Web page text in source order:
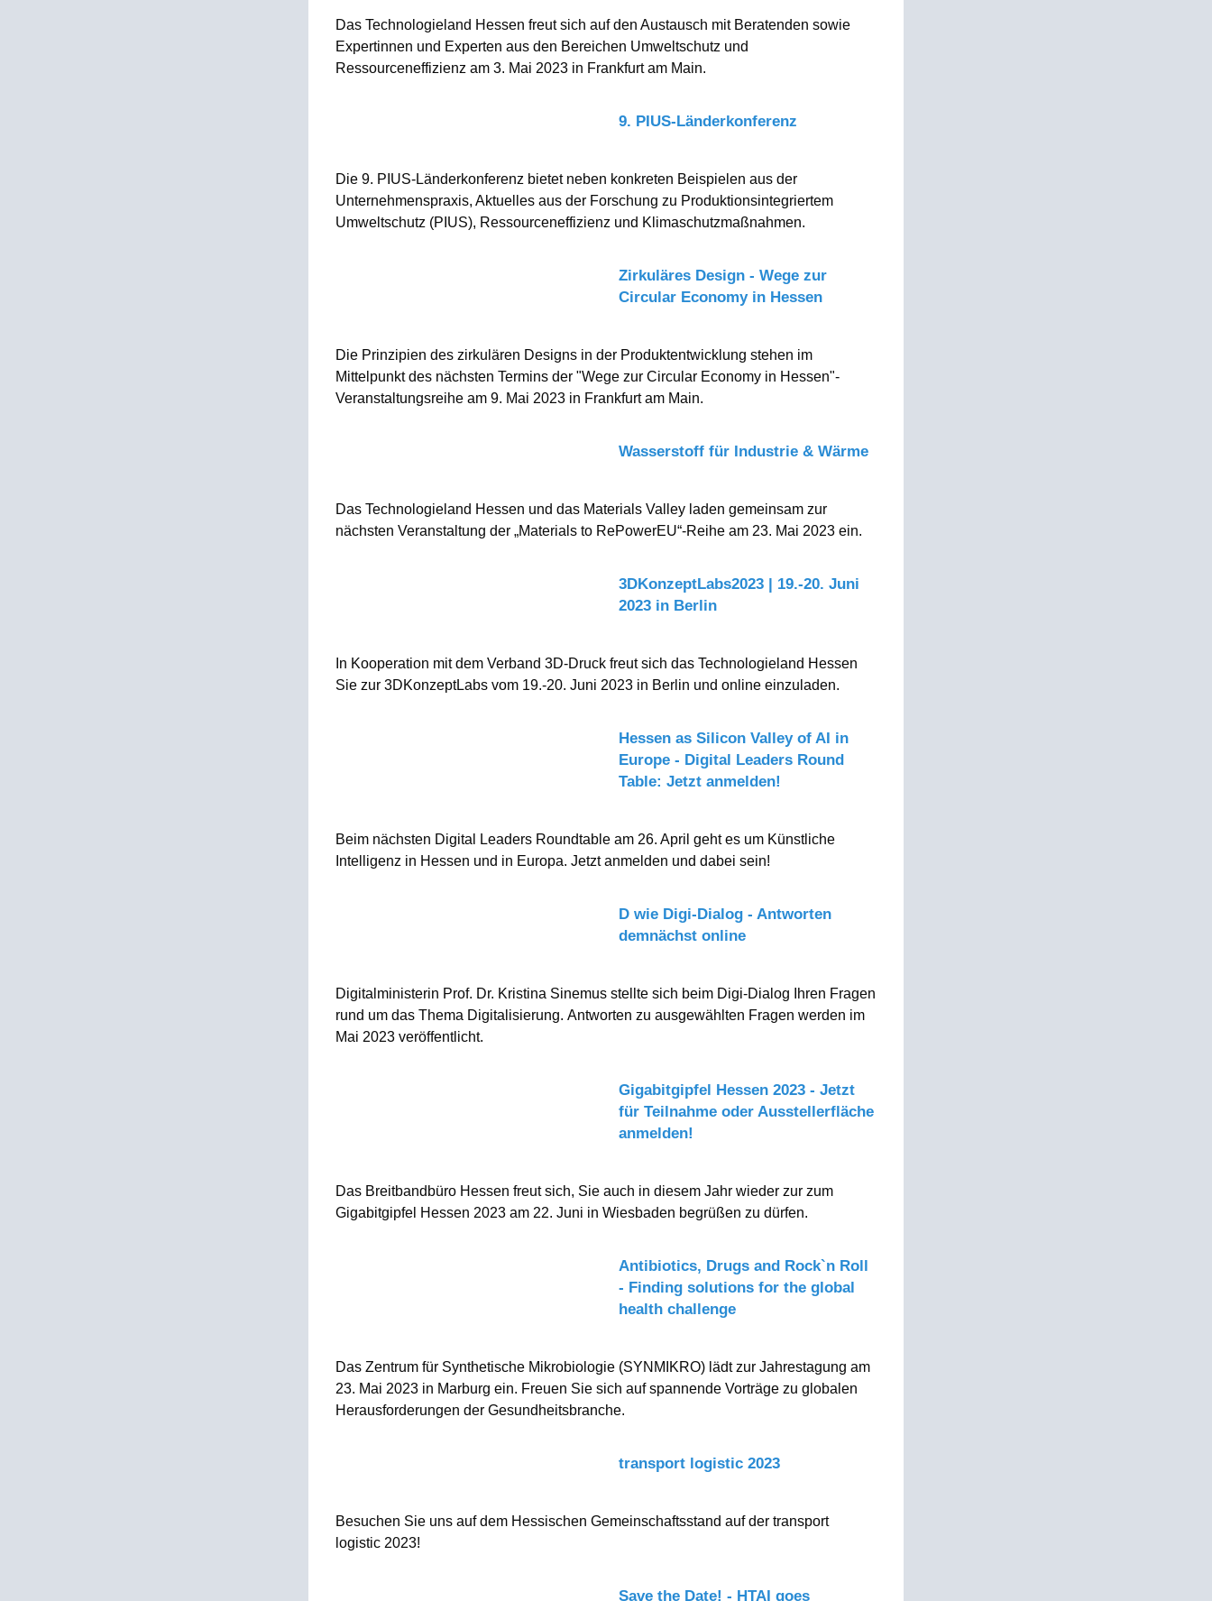
Das Technologieland Hessen freut sich auf den Austausch mit Beratenden sowie
Expertinnen und Experten aus den Bereichen Umweltschutz und
Ressourceneffizienz am 3. Mai 2023 in Frankfurt am Main.
9. PIUS-Länderkonferenz
Die 9. PIUS-Länderkonferenz bietet neben konkreten Beispielen aus der
Unternehmenspraxis, Aktuelles aus der Forschung zu Produktionsintegriertem
Umweltschutz (PIUS), Ressourceneffizienz und Klimaschutzmaßnahmen.
Zirkuläres Design - Wege zur
Circular Economy in Hessen
Die Prinzipien des zirkulären Designs in der Produktentwicklung stehen im
Mittelpunkt des nächsten Termins der "Wege zur Circular Economy in Hessen"-
Veranstaltungsreihe am 9. Mai 2023 in Frankfurt am Main.
Wasserstoff für Industrie & Wärme
Das Technologieland Hessen und das Materials Valley laden gemeinsam zur
nächsten Veranstaltung der „Materials to RePowerEU“-Reihe am 23. Mai 2023 ein.
3DKonzeptLabs2023 | 19.-20. Juni
2023 in Berlin
In Kooperation mit dem Verband 3D-Druck freut sich das Technologieland Hessen
Sie zur 3DKonzeptLabs vom 19.-20. Juni 2023 in Berlin und online einzuladen.
Hessen as Silicon Valley of AI in
Europe - Digital Leaders Round
Table: Jetzt anmelden!
Beim nächsten Digital Leaders Roundtable am 26. April geht es um Künstliche
Intelligenz in Hessen und in Europa. Jetzt anmelden und dabei sein!
D wie Digi-Dialog - Antworten
demnächst online
Digitalministerin Prof. Dr. Kristina Sinemus stellte sich beim Digi-Dialog Ihren Fragen
rund um das Thema Digitalisierung. Antworten zu ausgewählten Fragen werden im
Mai 2023 veröffentlicht.
Gigabitgipfel Hessen 2023 - Jetzt
für Teilnahme oder Ausstellerfläche
anmelden!
Das Breitbandbüro Hessen freut sich, Sie auch in diesem Jahr wieder zur zum
Gigabitgipfel Hessen 2023 am 22. Juni in Wiesbaden begrüßen zu dürfen.
Antibiotics, Drugs and Rock`n Roll
- Finding solutions for the global
health challenge
Das Zentrum für Synthetische Mikrobiologie (SYNMIKRO) lädt zur Jahrestagung am
23. Mai 2023 in Marburg ein. Freuen Sie sich auf spannende Vorträge zu globalen
Herausforderungen der Gesundheitsbranche.
transport logistic 2023
Besuchen Sie uns auf dem Hessischen Gemeinschaftsstand auf der transport
logistic 2023!
Save the Date! - HTAI goes